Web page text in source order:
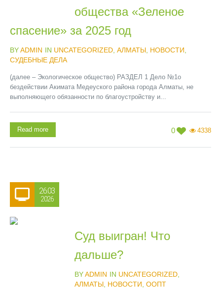
общества «Зеленое
спасение» за 2025 год
BYADMIN IN UNCATEGORIZED АЛМАТЫ НОВОСТИ
СУДЕБНЫЕ ДЕЛА
(далее – Экологическое общество) РАЗДЕЛ 1 Дело №1о
бездействии Акимата Медеуского района города Алматы, не
выполняющего обязанности по благоустройству и...
0 4338
Read more
26.03
2026
Суд выигран! Что
дальше?
BYADMIN IN UNCATEGORIZED,
АЛМАТЫ, НОВОСТИ ООПТ